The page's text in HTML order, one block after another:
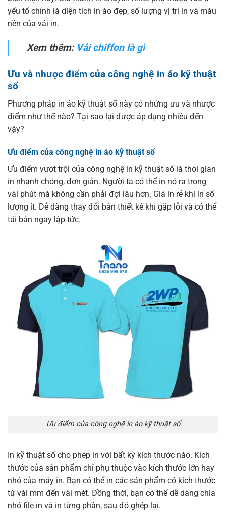
yếu tố chính là diện tích in áo đẹp, số lượng vị trí in và màu
nền của vải in.
Xem thêm: Vải chiffon là gì
Ưu và nhược điểm của công nghệ in áo kỹ thuật
số
Phương pháp in áo kỹ thuật số này có những ưu và nhược
điểm như thế nào? Tại sao lại được áp dụng nhiều đến
vậy?
Ưu điểm của công nghệ in áo kỹ thuật số
Ưu điểm vượt trội của công nghệ in kỹ thuật số là thời gian
in nhanh chóng, đơn giản. Người ta có thể in nó ra trong
vài phút mà không cần phải đợi lâu hơn. Giá in rẻ khi in số
lượng ít. Dễ dàng thay đổi bản thiết kế khi gặp lỗi và có thể
tái bản ngay lập tức.
Ưu điểm của công nghệ in áo kỹ thuật số
In kỹ thuật số cho phép in với bất kỳ kích thước nào. Kích
thước của sản phẩm chỉ phụ thuộc vào kích thước lớn hay
nhỏ của máy in. Bạn có thể in các sản phẩm có kích thước
từ vài mm đến vài mét. Đồng thời, bạn có thể dễ dàng chia
nhỏ file in và in từng phần, sau đó ghép lại.